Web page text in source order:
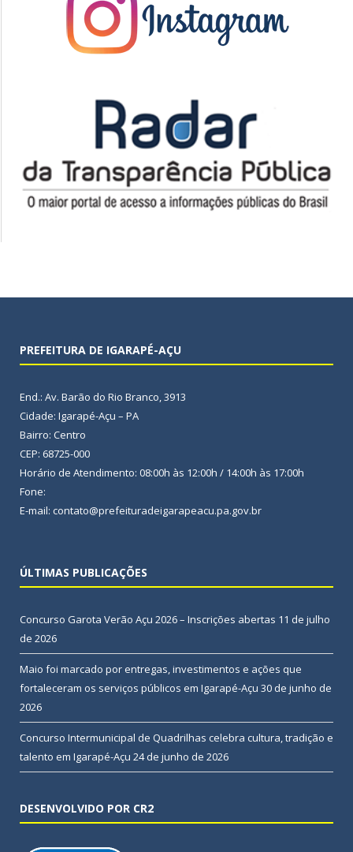
PREFEITURA DE IGARAPÉ-AÇU
End.: Av. Barão do Rio Branco, 3913
Cidade: Igarapé-Açu – PA
Bairro: Centro
CEP: 68725-000
Horário de Atendimento: 08:00h às 12:00h / 14:00h às 17:00h
Fone:
E-mail: contato@prefeituradeigarapeacu.pa.gov.br
ÚLTIMAS PUBLICAÇÕES
Concurso Garota Verão Açu 2026 – Inscrições abertas 11 de julho
de 2026
Maio foi marcado por entregas, investimentos e ações que
fortaleceram os serviços públicos em Igarapé-Açu 30 de junho de
2026
Concurso Intermunicipal de Quadrilhas celebra cultura, tradição e
talento em Igarapé-Açu 24 de junho de 2026
DESENVOLVIDO POR CR2